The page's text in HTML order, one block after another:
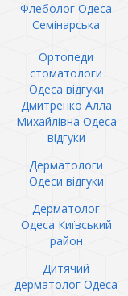
Флеболог Одеса
Семінарська
Ортопеди
стоматологи
Одеса відгуки
Дмитренко Алла
Михайлівна Одеса
відгуки
Дерматологи
Одеси відгуки
Дерматолог
Одеса Київський
район
Дитячий
дерматолог Одеса